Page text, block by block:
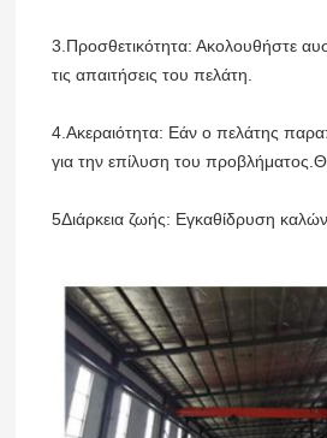
3.Προσθετικότητα: Ακολουθήστε
τις απαιτήσεις του πελάτη.
4.Ακεραιότητα: Εάν ο πελάτης
για την επίλυση του
5Διάρκεια ζωής: Εγκαθίδρυση